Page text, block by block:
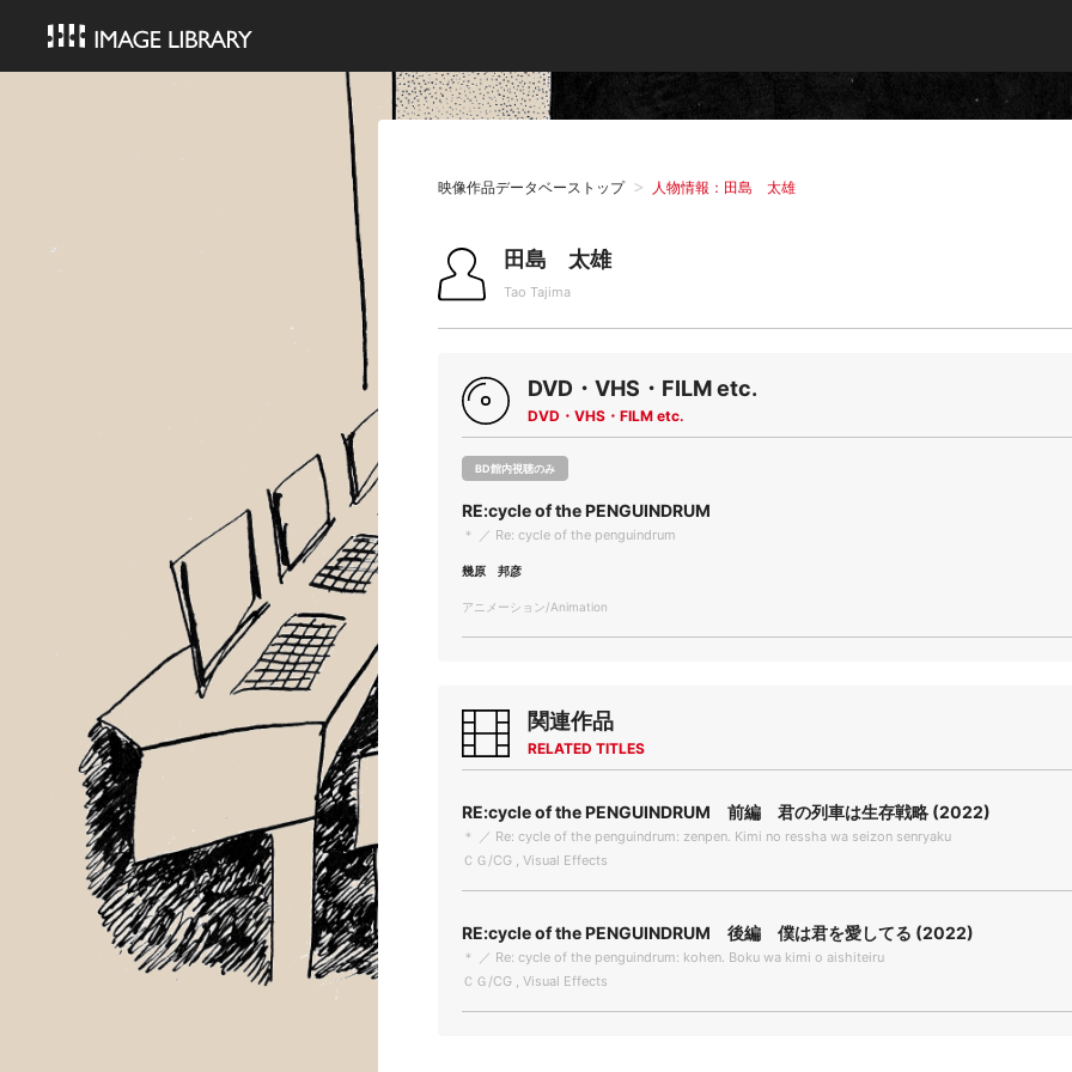
映像作品データベーストップ 人物情報：田島 太雄
田島 太雄
Tao Tajima
DVD・VHS・FILM etc.
DVD・VHS・FILM etc.
BD館内視聴のみ
RE:cycle of the PENGUINDRUM
＊ ／ Re: cycle of the penguindrum
幾原 邦彦
アニメーション/Animation
関連作品
RELATED TITLES
RE:cycle of the PENGUINDRUM 前編 君の列車は生存戦略 (2022)
＊ ／ Re: cycle of the penguindrum: zenpen. Kimi no ressha wa seizon senryaku
ＣＧ/CG , Visual Effects
RE:cycle of the PENGUINDRUM 後編 僕は君を愛してる (2022)
＊ ／ Re: cycle of the penguindrum: kohen. Boku wa kimi o aishiteiru
ＣＧ/CG , Visual Effects